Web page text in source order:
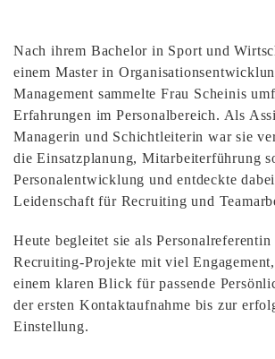
Nach ihrem Bachelor in Sport und
einem Master in
Management sammelte Frau Scheinis
Erfahrungen im Personalbereich. Als
Managerin und Schichtleiterin war sie
die Einsatzplanung, Mitarbeiterführung
Personalentwicklung und entdeckte
Leidenschaft für Recruiting und
Heute begleitet sie als Personalreferentin
Recruiting-Projekte mit viel
einem klaren Blick für passende
der ersten Kontaktaufnahme bis zur
Einstellung.